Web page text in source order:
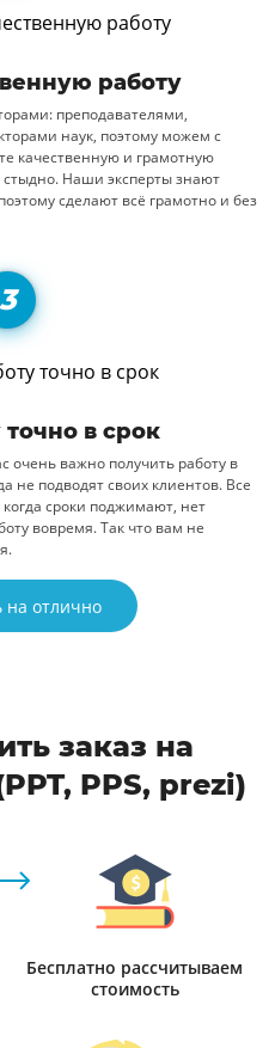
работу
преподавателями,
наук, поэтому можем с
качественную и грамотную
стыдно. Наши эксперты знают
сделают всё грамотно и без
в срок
очень важно получить работу в
не подводят своих клиентов. Все
сроки поджимают, нет
вовремя. Так что вам не
на отлично
заказ на
PPS, prezi)
Бесплатно рассчитываем
стоимость